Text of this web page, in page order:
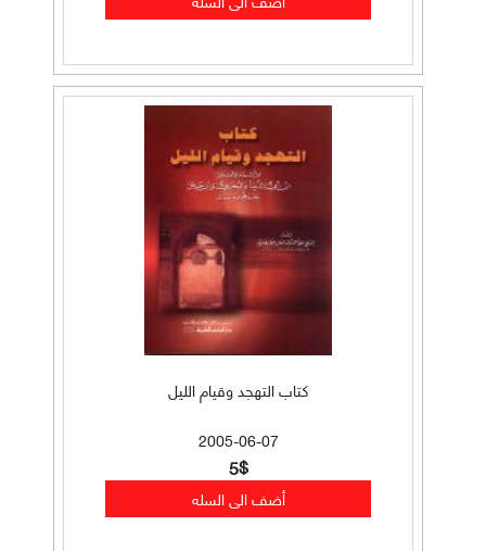
كتاب التهجد وقيام الليل
2005-06-07
5$